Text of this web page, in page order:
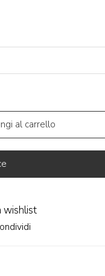
al carrello
wishlist